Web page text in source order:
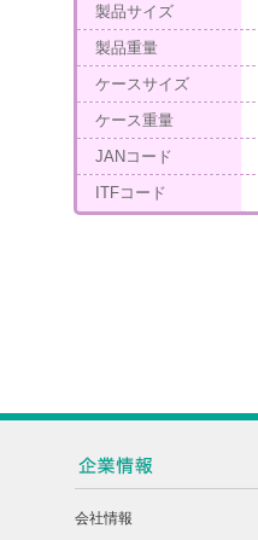
製品サイズ
製品重量
ケースサイズ
ケース重量
JANコード
ITFコード
会社情報